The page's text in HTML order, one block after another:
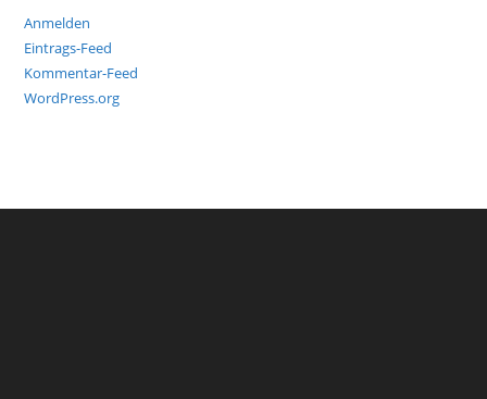
Anmelden
Eintrags-Feed
Kommentar-Feed
WordPress.org